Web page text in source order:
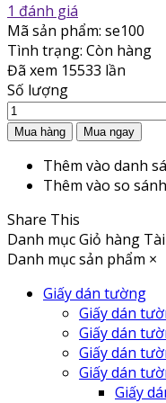
1 đánh giá
Mã sản phẩm: se100
Tình trạng: Còn hàng
Đã xem 15533 lần
Số lượng
Thêm vào danh
Thêm vào so sánh
Share This
Danh mụcGiỏ hàng
Danh mục sản phẩm ×
Giấy dán tường
Giấy dán
Giấy dán
Giấy dán
Giấy dán
Giấy